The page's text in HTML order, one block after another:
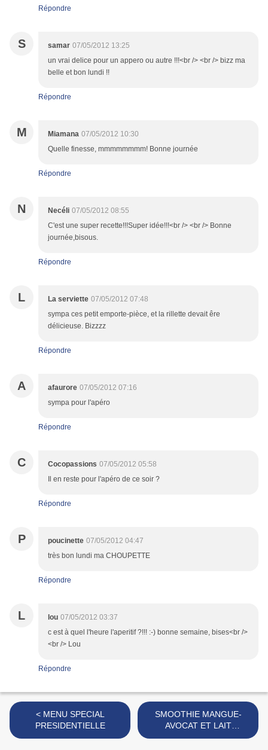
Répondre
S samar 07/05/2012 13:25
un vrai delice pour un appero ou autre !!!<br /> <br /> bizz ma
belle et bon lundi !!
Répondre
M Miamana 07/05/2012 10:30
Quelle finesse, mmmmmmmm! Bonne journée
Répondre
N Necéli 07/05/2012 08:55
C'est une super recette!!!Super idée!!!<br /> <br /> Bonne
journée,bisous.
Répondre
L La serviette 07/05/2012 07:48
sympa ces petit emporte-pièce, et la rillette devait êre
délicieuse. Bizzzz
Répondre
A afaurore 07/05/2012 07:16
sympa pour l'apéro
Répondre
C Cocopassions 07/05/2012 05:58
Il en reste pour l'apéro de ce soir ?
Répondre
P poucinette 07/05/2012 04:47
très bon lundi ma CHOUPETTE
Répondre
L lou 07/05/2012 03:37
c est à quel l'heure l'aperitif ?!!! :-) bonne semaine, bises<br />
<br /> Lou
Répondre
< MENU SPECIAL
PRESIDENTIELLE
SMOOTHIE MANGUE-
AVOCAT ET LAIT
D'AMANDES >